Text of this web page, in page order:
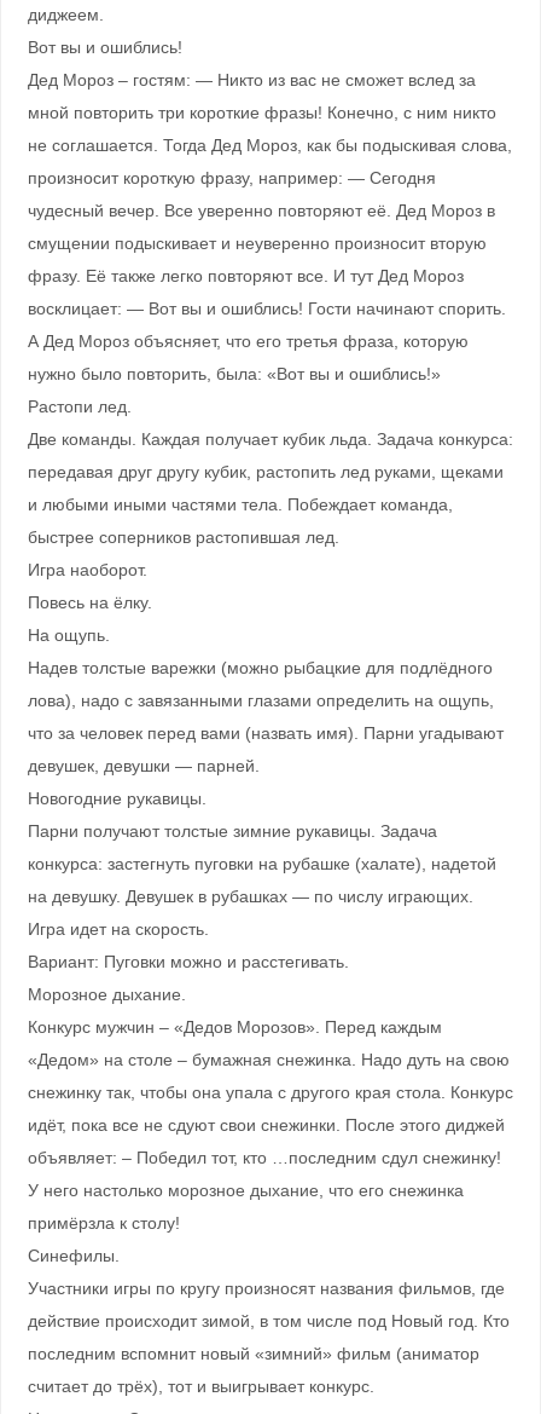
диджеем.
Вот вы и ошиблись!
Дед Мороз – гостям: — Никто из вас не сможет вслед за
мной повторить три короткие фразы! Конечно, с ним никто
не соглашается. Тогда Дед Мороз, как бы подыскивая слова,
произносит короткую фразу, например: — Сегодня
чудесный вечер. Все уверенно повторяют её. Дед Мороз в
смущении подыскивает и неуверенно произносит вторую
фразу. Её также легко повторяют все. И тут Дед Мороз
восклицает: — Вот вы и ошиблись! Гости начинают спорить.
А Дед Мороз объясняет, что его третья фраза, которую
нужно было повторить, была: «Вот вы и ошиблись!»
Растопи лед.
Две команды. Каждая получает кубик льда. Задача конкурса:
передавая друг другу кубик, растопить лед руками, щеками
и любыми иными частями тела. Побеждает команда,
быстрее соперников растопившая лед.
Игра наоборот.
Повесь на ёлку.
На ощупь.
Надев толстые варежки (можно рыбацкие для подлёдного
лова), надо с завязанными глазами определить на ощупь,
что за человек перед вами (назвать имя). Парни угадывают
девушек, девушки — парней.
Новогодние рукавицы.
Парни получают толстые зимние рукавицы. Задача
конкурса: застегнуть пуговки на рубашке (халате), надетой
на девушку. Девушек в рубашках — по числу играющих.
Игра идет на скорость.
Вариант: Пуговки можно и расстегивать.
Морозное дыхание.
Конкурс мужчин – «Дедов Морозов». Перед каждым
«Дедом» на столе – бумажная снежинка. Надо дуть на свою
снежинку так, чтобы она упала с другого края стола. Конкурс
идёт, пока все не сдуют свои снежинки. После этого диджей
объявляет: – Победил тот, кто …последним сдул снежинку!
У него настолько морозное дыхание, что его снежинка
примёрзла к столу!
Синефилы.
Участники игры по кругу произносят названия фильмов, где
действие происходит зимой, в том числе под Новый год. Кто
последним вспомнит новый «зимний» фильм (аниматор
считает до трёх), тот и выигрывает конкурс.